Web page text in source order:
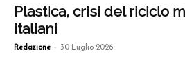
Plastica, crisi del riciclo
italiani
Redazione - 30 Luglio 2026